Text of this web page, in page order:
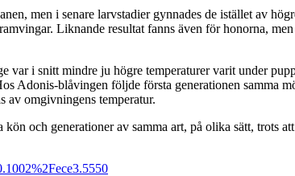
men i senare larvstadier gynnades de istället av
Liknande resultat fanns även för honorna,
var i snitt mindre ju högre temperaturer varit under
Adonis-blåvingen följde första generationen samma
av omgivningens temperatur.
och generationer av samma art, på olika sätt, trots